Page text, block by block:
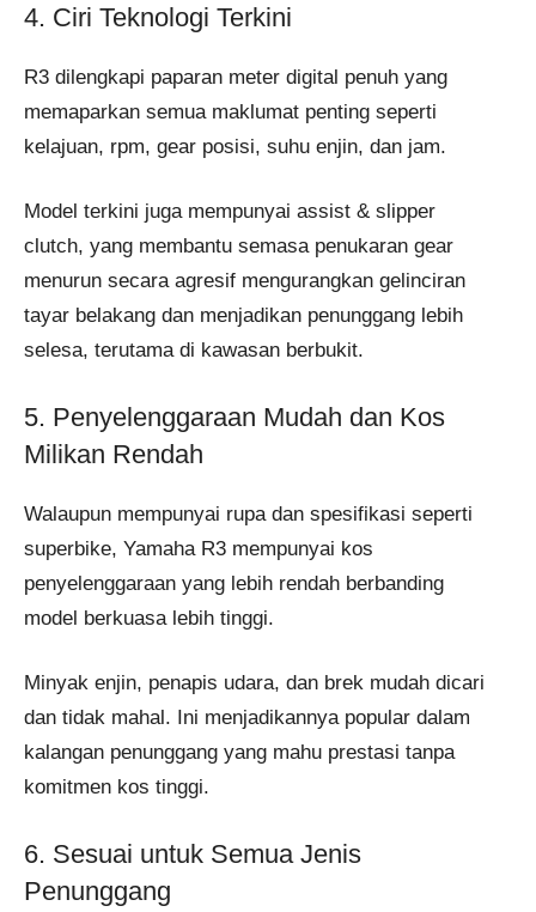
4. Ciri Teknologi Terkini
R3 dilengkapi paparan meter digital penuh yang
memaparkan semua maklumat penting seperti
kelajuan, rpm, gear posisi, suhu enjin, dan jam.
Model terkini juga mempunyai assist & slipper
clutch, yang membantu semasa penukaran gear
menurun secara agresif mengurangkan gelinciran
tayar belakang dan menjadikan penunggang lebih
selesa, terutama di kawasan berbukit.
5. Penyelenggaraan Mudah dan Kos
Milikan Rendah
Walaupun mempunyai rupa dan spesifikasi seperti
superbike, Yamaha R3 mempunyai kos
penyelenggaraan yang lebih rendah berbanding
model berkuasa lebih tinggi.
Minyak enjin, penapis udara, dan brek mudah dicari
dan tidak mahal. Ini menjadikannya popular dalam
kalangan penunggang yang mahu prestasi tanpa
komitmen kos tinggi.
6. Sesuai untuk Semua Jenis
Penunggang